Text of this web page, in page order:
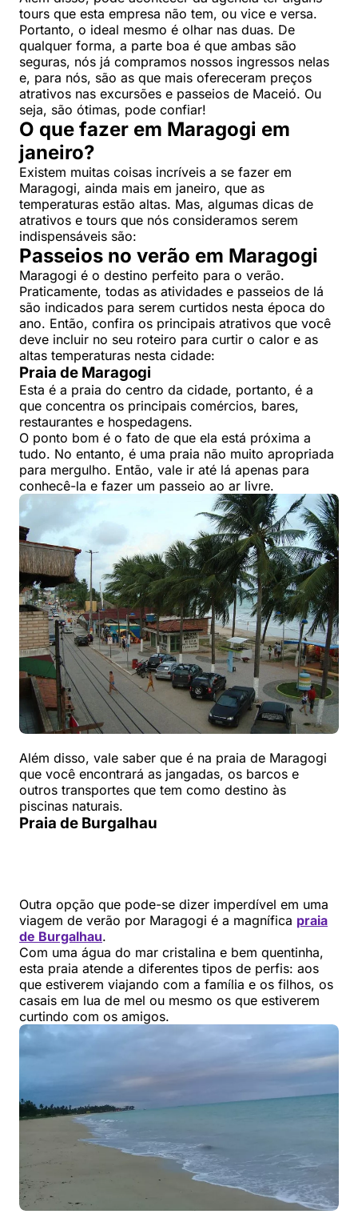
tours que esta empresa não tem, ou vice e versa.
Portanto, o ideal mesmo é olhar nas duas. De
qualquer forma, a parte boa é que ambas são
seguras, nós já compramos nossos ingressos nelas
e, para nós, são as que mais ofereceram preços
atrativos nas excursões e passeios de Maceió. Ou
seja, são ótimas, pode confiar!
O que fazer em Maragogi em
janeiro?
Existem muitas coisas incríveis a se fazer em
Maragogi, ainda mais em janeiro, que as
temperaturas estão altas. Mas, algumas dicas de
atrativos e tours que nós consideramos serem
indispensáveis são:
Passeios no verão em Maragogi
Maragogi é o destino perfeito para o verão.
Praticamente, todas as atividades e passeios de lá
são indicados para serem curtidos nesta época do
ano. Então, confira os principais atrativos que você
deve incluir no seu roteiro para curtir o calor e as
altas temperaturas nesta cidade:
Praia de Maragogi
Esta é a praia do centro da cidade, portanto, é a
que concentra os principais comércios, bares,
restaurantes e hospedagens.
O ponto bom é o fato de que ela está próxima a
tudo. No entanto, é uma praia não muito apropriada
para mergulho. Então, vale ir até lá apenas para
conhecê-la e fazer um passeio ao ar livre.
Além disso, vale saber que é na praia de Maragogi
que você encontrará as jangadas, os barcos e
outros transportes que tem como destino às
piscinas naturais.
Praia de Burgalhau
Outra opção que pode-se dizer imperdível em uma
viagem de verão por Maragogi é a magnífica praia
de Burgalhau.
Com uma água do mar cristalina e bem quentinha,
esta praia atende a diferentes tipos de perfis: aos
que estiverem viajando com a família e os filhos, os
casais em lua de mel ou mesmo os que estiverem
curtindo com os amigos.